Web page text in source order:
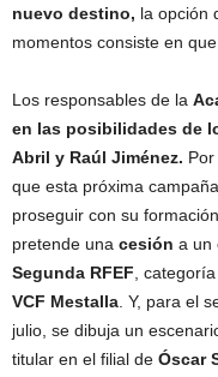
nuevo destino, la opción
momentos consiste en
Los responsables de la
en las posibilidades de
Abril y Raúl Jiménez.
que esta próxima
proseguir con su
pretende una cesión a un
Segunda RFEF ,
VCF Mestalla . Y, para el
julio, se dibuja un
titular en el filial de Óscar